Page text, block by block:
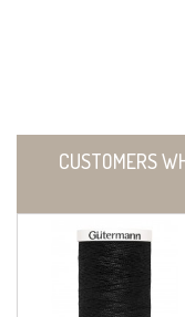
CUSTOMERS